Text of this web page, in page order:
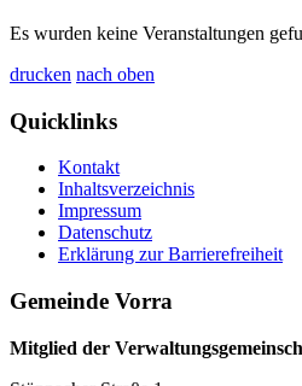
Es wurden keine Veranstaltungen
drucken nach oben
Quicklinks
Kontakt
Inhaltsverzeichnis
Impressum
Datenschutz
Erklärung zur Barrierefreiheit
Gemeinde Vorra
Mitglied der